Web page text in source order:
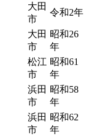
大田
市
令和2年
大田
市
昭和26
年
松江
市
昭和61
年
浜田
市
昭和58
年
浜田
市
昭和62
年